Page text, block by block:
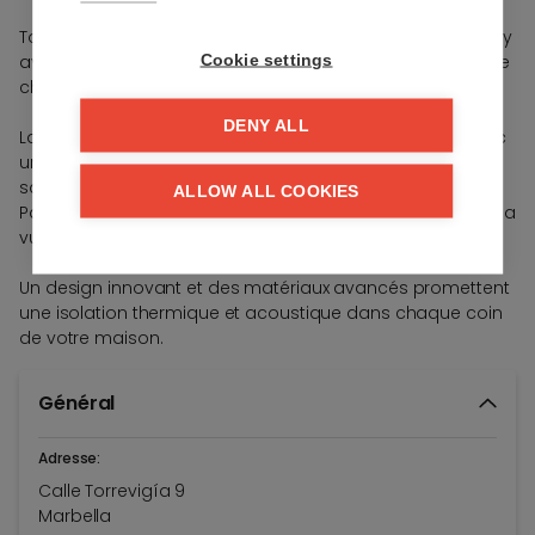
Tous les logements incluent l'accès au clubhouse Australy
avec une salle de sport, un sauna et une piscine intérieure
chauffée.
La disposition ouverte offre une sensation d'espace, avec
une grande cuisine entièrement équipée ouvrant sur un
salon spacieux et lumineux grâce aux grandes fenêtres.
Passez à travers et profitez de votre vaste terrasse et de la
vue dégagée.
Un design innovant et des matériaux avancés promettent
une isolation thermique et acoustique dans chaque coin
de votre maison.
Général
Adresse:
Calle Torrevigía 9
Marbella
Cookie settings
DENY ALL
ALLOW ALL COOKIES